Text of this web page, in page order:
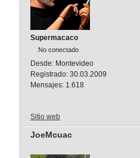
Supermacaco
No conectado
Desde: Montevideo
Registrado: 30.03.2009
Mensajes: 1.618
Sitio web
JoeMcuac